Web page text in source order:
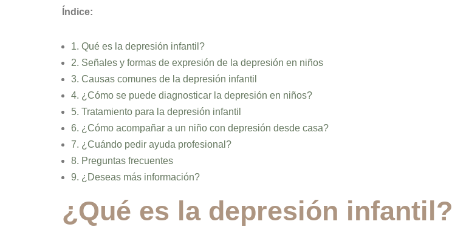
Índice:
1. Qué es la depresión infantil?
2. Señales y formas de expresión de la depresión en niños
3. Causas comunes de la depresión infantil
4. ¿Cómo se puede diagnosticar la depresión en niños?
5. Tratamiento para la depresión infantil
6. ¿Cómo acompañar a un niño con depresión desde casa?
7. ¿Cuándo pedir ayuda profesional?
8. Preguntas frecuentes
9. ¿Deseas más información?
¿Qué es la depresión infantil?